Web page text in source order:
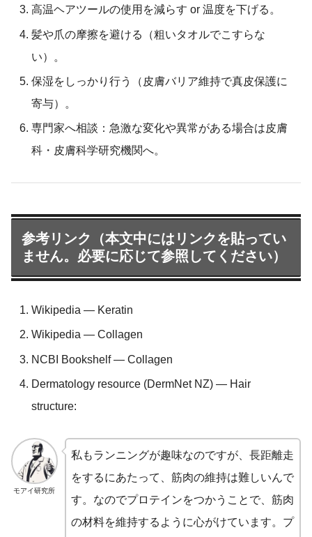
高温ヘアツールの使用を減らす or 温度を下げる。
髪や爪の摩擦を避ける（粗いタオルでこすらな
い）。
保湿をしっかり行う（皮膚バリア維持で真皮保護に
寄与）。
専門家へ相談：急激な変化や異常がある場合は皮膚
科・皮膚科学研究機関へ。
参考リンク（本文中にはリンクを貼ってい
ません。必要に応じて参照してください）
Wikipedia — Keratin
Wikipedia — Collagen
NCBI Bookshelf — Collagen
Dermatology resource (DermNet NZ) — Hair
structure:
モアイ研究所
私もランニングが趣味なのですが、長距離走
をするにあたって、筋肉の維持は難しいんで
す。なのでプロテインをつかうことで、筋肉
の材料を維持するように心がけています。プ